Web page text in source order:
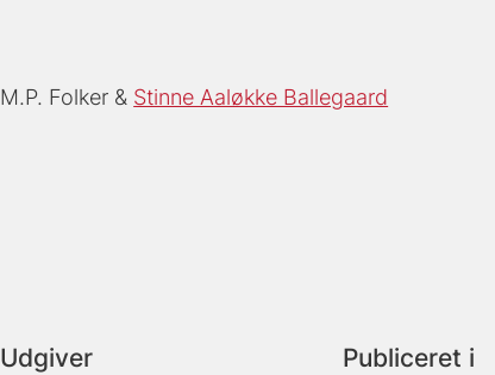
M.P. Folker Stinne Aaløkke Ballegaard
Udgiver Publiceret i